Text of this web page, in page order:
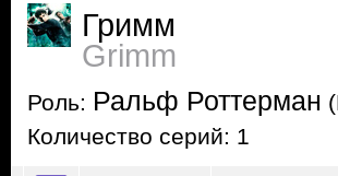
Гримм
Grimm
Роль: Ральф Роттерман
Количество серий: 1